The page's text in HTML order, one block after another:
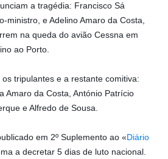
a tragédia: Francisco Sá
ministro, e Adelino Amaro da Costa,
na queda do avião Cessna em
ao Porto.
tripulantes e a restante comitiva:
Amaro da Costa, António Patrício
e Alfredo de Sousa.
em 2º Suplemento ao «Diário
a decretar 5 dias de luto nacional.